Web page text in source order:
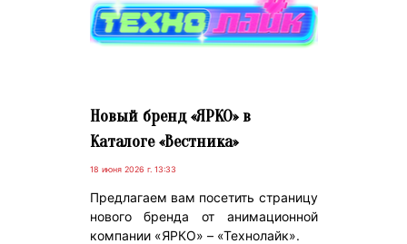
Новый бренд «ЯРКО» в
Каталоге «Вестника»
18 июня 2026 г. 13:33
Предлагаем вам посетить страницу
нового бренда от анимационной
компании «ЯРКО» – «Технолайк».